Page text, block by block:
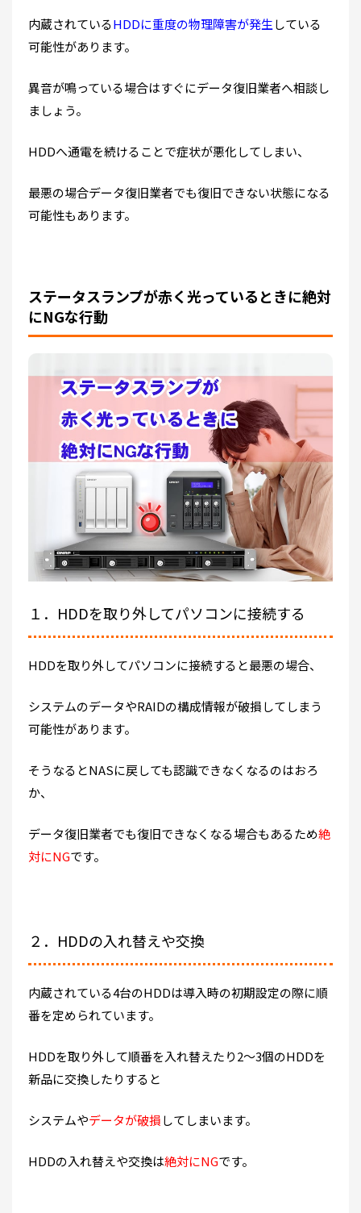
内蔵されているHDDに重度の物理障害が発生している
可能性があります。
異音が鳴っている場合はすぐにデータ復旧業者へ相談し
ましょう。
HDDへ通電を続けることで症状が悪化してしまい、
最悪の場合データ復旧業者でも復旧できない状態になる
可能性もあります。
ステータスランプが赤く光っているときに絶対
にNGな行動
１．HDDを取り外してパソコンに接続する
HDDを取り外してパソコンに接続すると最悪の場合、
システムのデータやRAIDの構成情報が破損してしまう
可能性があります。
そうなるとNASに戻しても認識できなくなるのはおろ
か、
データ復旧業者でも復旧できなくなる場合もあるため絶
対にNGです。
２．HDDの入れ替えや交換
内蔵されている4台のHDDは導入時の初期設定の際に順
番を定められています。
HDDを取り外して順番を入れ替えたり2～3個のHDDを
新品に交換したりすると
システムやデータが破損してしまいます。
HDDの入れ替えや交換は絶対にNGです。